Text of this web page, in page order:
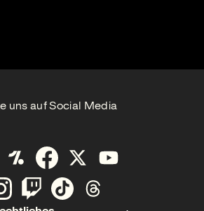
uns auf Social Media